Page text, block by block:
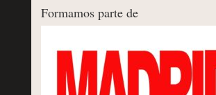
Formamos parte de